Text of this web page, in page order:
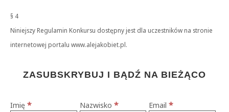
§ 4
Niniejszy Regulamin Konkursu dostępny jest dla uczestników na stronie
internetowej portalu www.alejakobiet.pl.
ZASUBSKRYBUJ I BĄDŹ NA BIEŻĄCO
Imię * Nazwisko * Email*